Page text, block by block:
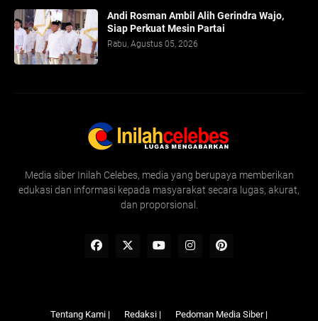
Andi Rosman Ambil Alih Gerindra Wajo,
Siap Perkuat Mesin Partai
Rabu, Agustus 05, 2026
Media siber Inilah Celebes, media yang berupaya memberikan
edukasi dan informasi kepada masyarakat secara lugas, akurat,
dan proporsional.
Tentang Kami | Redaksi | Pedoman Media Siber |